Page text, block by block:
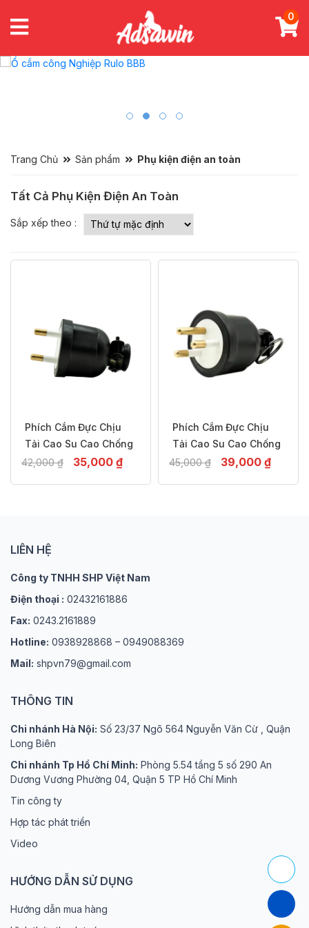
0
Trang Chủ Sản phẩm Phụ kiện điện an toàn
Tất Cả Phụ Kiện Điện An Toàn
Sắp xếp theo :
-17%
Phích Cắm Đực Chịu
Tải Cao Su Cao Chống
Va Đập, Chống Cháy,2
42,000₫
Giá
35,000 ₫
-13%
Phích Cắm Đực Chịu
Tải Cao Su Cao Chống
Va Đập, Chống Cháy,3
45,000₫
Giá
39,000 ₫
LIÊN HỆ
Công ty TNHH SHP Việt Nam
Điện thoại : 02432161886
Fax: 0243.2161889
Hotline: 0938928868 – 0949088369
Mail: shpvn79@gmail.com
THÔNG TIN
Chi nhánh Hà Nội: Số 23/37 Ngõ 564 Nguyễn Văn Cừ , Quận
Long Biên
Chi nhánh Tp Hồ Chí Minh: Phòng 5.54 tầng 5 số 290 An
Dương Vương Phường 04, Quận 5 TP Hồ Chí Minh
Tin công ty
Hợp tác phát triển
Video
HƯỚNG DẪN SỬ DỤNG
Hướng dẫn mua hàng